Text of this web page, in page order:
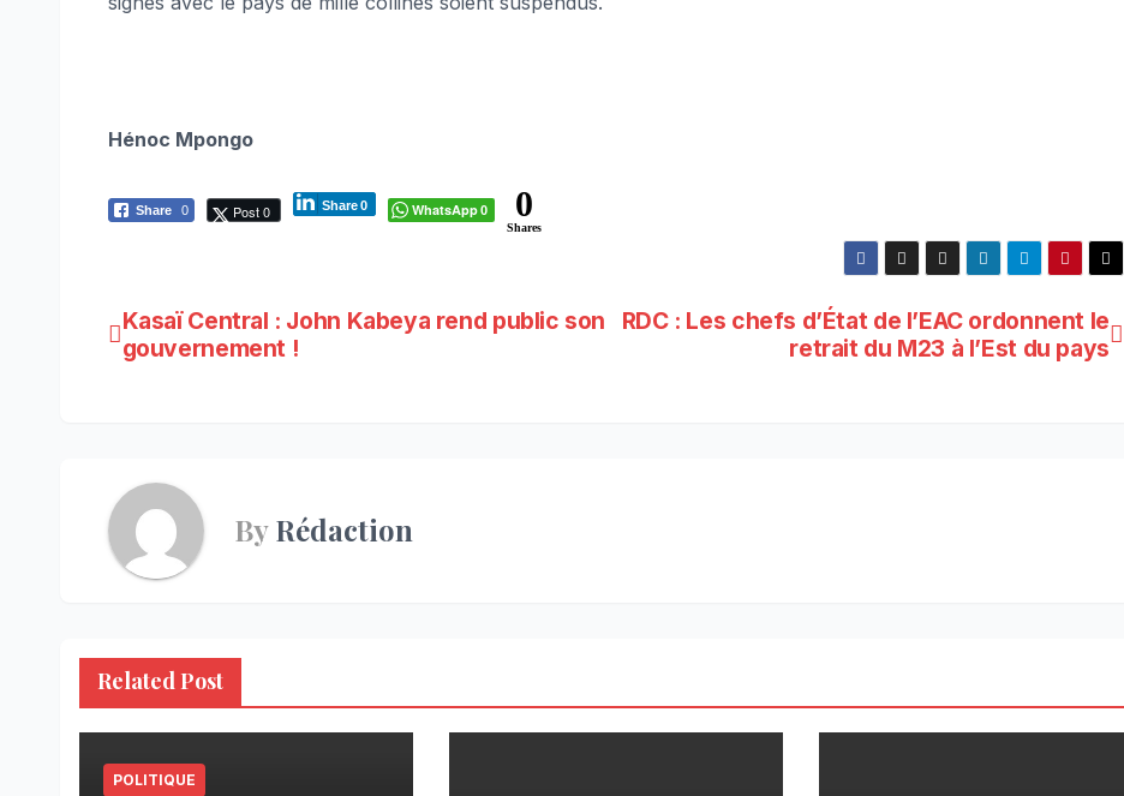
Hénoc Mpongo
Share 0 Post 0 Share0 WhatsApp0 0
Shares
Navigation
RDC : Les chefs d’État de l’EAC ordonnent le
retrait du M23 à l’Est du pays
Kasaï Central : John Kabeya rend public son
gouvernement !
ByRédaction
Related Post
POLITIQUE